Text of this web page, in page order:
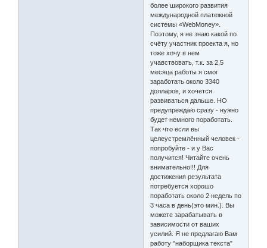
более широкого развития
международной платежной
системы «WebMoney».
Поэтому, я не знаю какой по
счёту участник проекта я, но
тоже хочу в нем
учавствовать, т.к. за 2,5
месяца работы я смог
заработать около 3340
долларов, и хочется
развиваться дальше. НО
предупреждаю сразу - нужно
будет немного поработать.
Так что если вы
целеустремлённый человек -
попробуйте - и у Вас
получится! Читайте очень
внимательно!!! Для
достижения результата
потребуется хорошо
поработать около 2 недель по
3 часа в день(это мин.). Вы
можете зарабатывать в
зависимости от ваших
усилий. Я не предлагаю Вам
работу "наборщика текста"